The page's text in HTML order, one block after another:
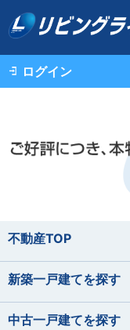
ログイン
不動産TOP
新築一戸建てを探す
中古一戸建てを探す